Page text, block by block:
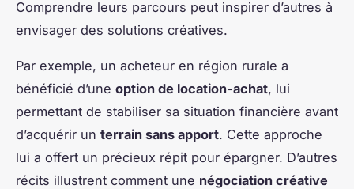
Comprendre leurs parcours peut inspirer d’autres à
envisager des solutions créatives.
Par exemple, un acheteur en région rurale a
bénéficié d’une option de location-achat, lui
permettant de stabiliser sa situation financière avant
d’acquérir un terrain sans apport. Cette approche
lui a offert un précieux répit pour épargner. D’autres
récits illustrent comment une négociation créative